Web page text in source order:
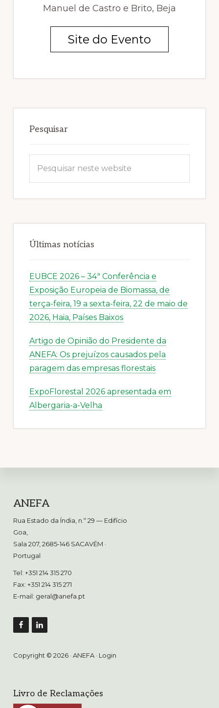
Manuel de Castro e Brito, Beja
Site do Evento
primária
Pesquisar
Últimas notícias
EUBCE 2026 – 34ª Conferência e
Exposição Europeia de Biomassa, de
terça-feira, 19 a sexta-feira, 22 de maio de
2026, Haia, Países Baixos
Artigo de Opinião do Presidente da
ANEFA: Os prejuízos causados pela
paragem das empresas florestais
ExpoFlorestal 2026 apresentada em
Albergaria-a-Velha
Footer
ANEFA
Rua Estado da Índia, n.º 29 — Edifício
Goa,
Sala 207, 2685-146 SACAVÉM ·
Portugal
Tel: +351 214 315 270
Fax: +351 214 315 271
E-mail: geral@anefa.pt
Copyright © 2026 · ANEFA · Login
Livro de Reclamações